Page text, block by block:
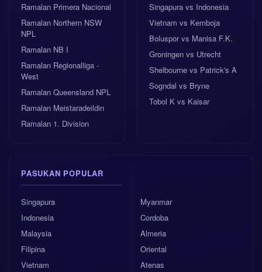
Ramalan Primera Nacional
Ramalan Northern NSW
NPL
Ramalan NB I
Ramalan Regionalliga -
West
Ramalan Queensland NPL
Ramalan Meistaradeildin
Ramalan 1. Division
Singapura vs Indonesia
Vietnam vs Kemboja
Boluspor vs Manisa F.K.
Groningen vs Utrecht
Shelbourne vs Patrick's A
Sogndal vs Bryne
Tobol K vs Kaisar
PASUKAN POPULAR
Singapura
Indonesia
Malaysia
Filipina
Vietnam
Myanmar
Cordoba
Almeria
Oriental
Atenas